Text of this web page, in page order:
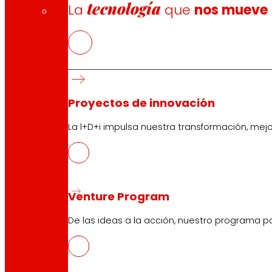
Latecnología que nos mueve
Proyectos de innovación
La l+D+i impulsa nuestra transformación,
Venture Program
De las ideas a la acción, nuestro programa
Atención al cliente:
EROSKI Corporativo
Quiénes somos
Compromisos